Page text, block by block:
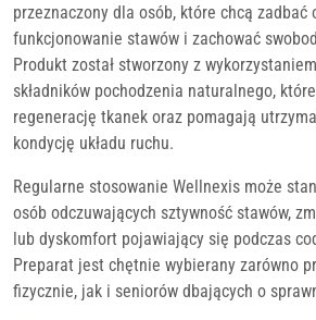
przeznaczony dla osób, które chcą zadbać
funkcjonowanie stawów i zachować
Produkt został stworzony z
składników pochodzenia naturalnego,
regenerację tkanek oraz pomagają
kondycję układu ruchu.
Regularne stosowanie Wellnexis może
osób odczuwających sztywność stawów,
lub dyskomfort pojawiający się podczas
Preparat jest chętnie wybierany zarówno
fizycznie, jak i seniorów dbających o